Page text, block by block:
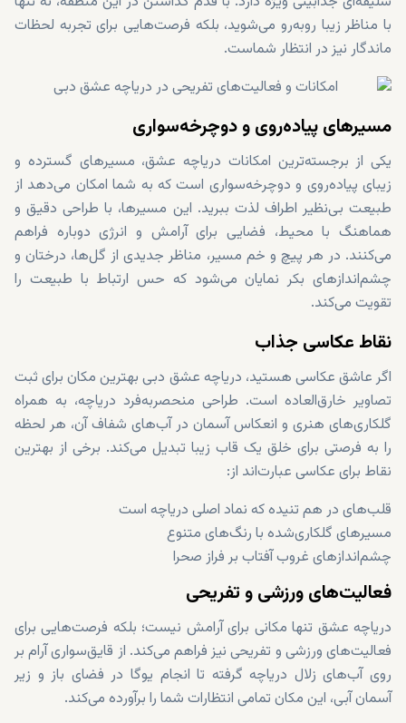
با مناظر زیبا روبه‌رو می‌شوید، بلکه فرصت‌هایی برای تجربه لحظات
ماندگار نیز در انتظار شماست.
مسیرهای پیاده‌روی و دوچرخه‌سواری
یکی از برجسته‌ترین امکانات دریاچه عشق، مسیرهای گسترده و
زیبای پیاده‌روی و دوچرخه‌سواری است که به شما امکان می‌دهد از
طبیعت بی‌نظیر اطراف لذت ببرید. این مسیرها، با طراحی دقیق و
هماهنگ با محیط، فضایی برای آرامش و انرژی دوباره فراهم
می‌کنند. در هر پیچ و خم مسیر، مناظر جدیدی از گل‌ها، درختان و
چشم‌اندازهای بکر نمایان می‌شود که حس ارتباط با طبیعت را
تقویت می‌کند.
نقاط عکاسی جذاب
اگر عاشق عکاسی هستید، دریاچه عشق دبی بهترین مکان برای ثبت
تصاویر خارق‌العاده است. طراحی منحصربه‌فرد دریاچه، به همراه
گلکاری‌های هنری و انعکاس آسمان در آب‌های شفاف آن، هر لحظه
را به فرصتی برای خلق یک قاب زیبا تبدیل می‌کند. برخی از بهترین
نقاط برای عکاسی عبارت‌اند از:
قلب‌های در هم تنیده که نماد اصلی دریاچه است
مسیرهای گلکاری‌شده با رنگ‌های متنوع
چشم‌اندازهای غروب آفتاب بر فراز صحرا
فعالیت‌های ورزشی و تفریحی
دریاچه عشق تنها مکانی برای آرامش نیست؛ بلکه فرصت‌هایی برای
فعالیت‌های ورزشی و تفریحی نیز فراهم می‌کند. از قایق‌سواری آرام بر
روی آب‌های زلال دریاچه گرفته تا انجام یوگا در فضای باز و زیر
آسمان آبی، این مکان تمامی انتظارات شما را برآورده می‌کند.